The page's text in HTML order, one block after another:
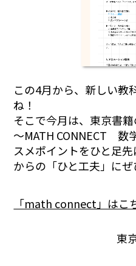
この4月から、新しい教
ね！
そこで今月は、東京書
～MATH CONNECT 数
スメポイントをひと足
からの「ひと工夫」に
「math connect」はこ
東